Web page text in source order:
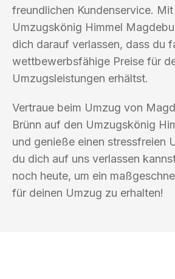
freundlichen Kundenservice.
Umzugskönig Himmel
dich darauf verlassen, dass du
wettbewerbsfähige Preise für
Umzugsleistungen erhältst.
Vertraue beim Umzug von
Brünn auf den Umzugskönig
und genieße einen stressfreien
du dich auf uns verlassen
noch heute, um ein
für deinen Umzug zu erhalten!